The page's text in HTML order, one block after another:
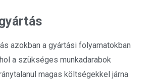
azokban a gyártási folyamatokban
a szükséges munkadarabok
magas költségekkel járna